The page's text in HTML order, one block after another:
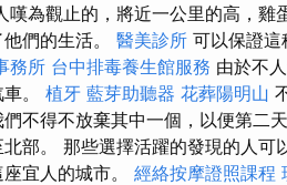
嘆為觀止的，將近一公里的高，
們的生活。 醫美診所 可以保證這
務所 台中排毒養生館服務 由於不
。 植牙 藍芽助聽器 花葬陽明山
不得不放棄其中一個，以便第二
部。 那些選擇活躍的發現的人可
宜人的城市。 經絡按摩證照課程